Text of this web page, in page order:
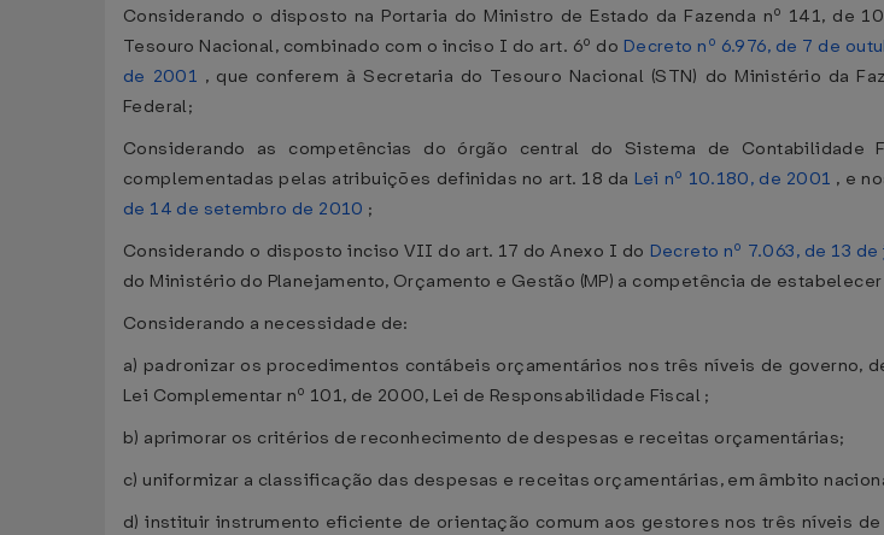
Considerando o disposto na Portaria do Ministro de Estado da Fazenda nº 141, de
Tesouro Nacional, combinado com o inciso I do art. 6º do Decreto nº 6.976, de 7 de
de 2001 , que conferem à Secretaria do Tesouro Nacional (STN) do Ministério da
Federal;
Considerando as competências do órgão central do Sistema de Contabilidade
complementadas pelas atribuições definidas no art. 18 da Lei nº 10.180, de 2001 , e
de 14 de setembro de 2010 ;
Considerando o disposto inciso VII do art. 17 do Anexo I do Decreto nº 7.063, de 13
do Ministério do Planejamento, Orçamento e Gestão (MP) a competência de
Considerando a necessidade de:
a) padronizar os procedimentos contábeis orçamentários nos três níveis de governo,
Lei Complementar nº 101, de 2000, Lei de Responsabilidade Fiscal ;
b) aprimorar os critérios de reconhecimento de despesas e receitas orçamentárias;
c) uniformizar a classificação das despesas e receitas orçamentárias, em âmbito
d) instituir instrumento eficiente de orientação comum aos gestores nos três níveis